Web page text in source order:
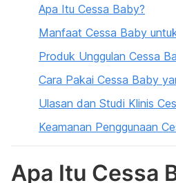
Apa Itu Cessa Baby?
Manfaat Cessa Baby
Produk Unggulan Cessa
Cara Pakai Cessa Baby
Ulasan dan Studi Klinis
Keamanan Penggunaan
Apa Itu Cessa